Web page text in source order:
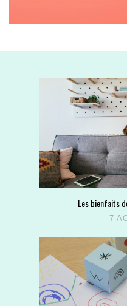
Les bienfaits
7